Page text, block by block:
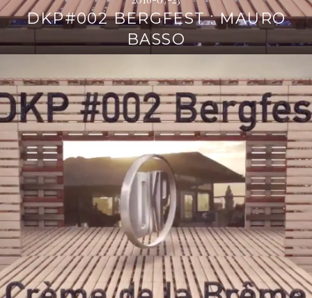
DKP#002 BERGFEST : MAURO
BASSO